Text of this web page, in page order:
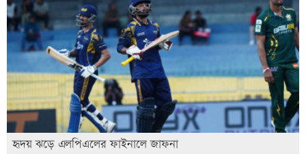
হৃদয় ঝড়ে এলপিএলের ফাইনালে জাফনা